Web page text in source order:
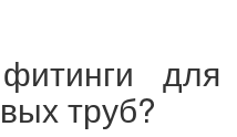
для
труб?